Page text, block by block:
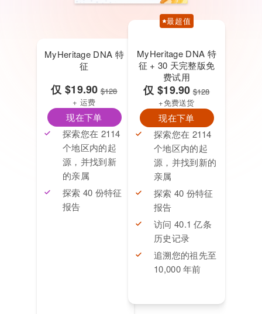
MyHeritage DNA 特
征
仅$19.90 $128
+ 运费
现在下单
探索您在 2114
个地区内的起
源，并找到新
的亲属
探索 40 份特征
报告
最超值
MyHeritage DNA 特
征 + 30 天完整版免
费试用
仅$19.90 $128
+免费送货
现在下单
探索您在 2114
个地区内的起
源，并找到新的
亲属
探索 40 份特征
报告
访问 40.1 亿条
历史记录
追溯您的祖先至
10,000 年前